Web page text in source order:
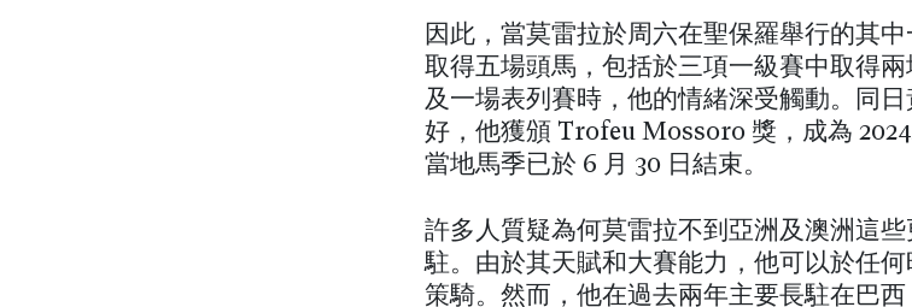
因此，當莫雷拉於周六在聖保羅舉行的其
取得五場頭馬，包括於三項一級賽中取得
及一場表列賽時，他的情緒深受觸動。同
好，他獲頒 Troféu Mossoró 獎，成為
當地馬季已於 6 月 30 日結束。
許多人質疑為何莫雷拉不到亞洲及澳洲這
駐。由於其天賦和大賽能力，他可以於任
策騎。然而，他在過去兩年主要長駐在巴